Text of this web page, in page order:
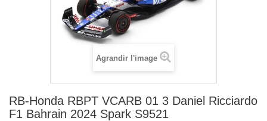
Agrandir l'image
RB-Honda RBPT VCARB 01 3 Daniel Ricciardo
F1 Bahrain 2024 Spark S9521